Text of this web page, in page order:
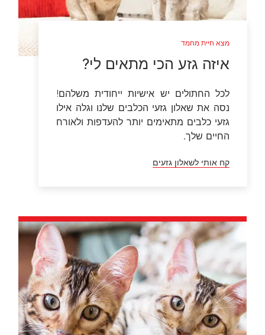
מצא חיית מחמד
איזה גזע הכי מתאים לי?
לכל החתולים יש אישיות ייחודית משלהם!
נסה את שאלון גזעי הכלבים שלנו וגלה אילו
גזעי כלבים מתאימים יותר להעדפות ולאורח
החיים שלך.
קח אותי לשאלון גזעים